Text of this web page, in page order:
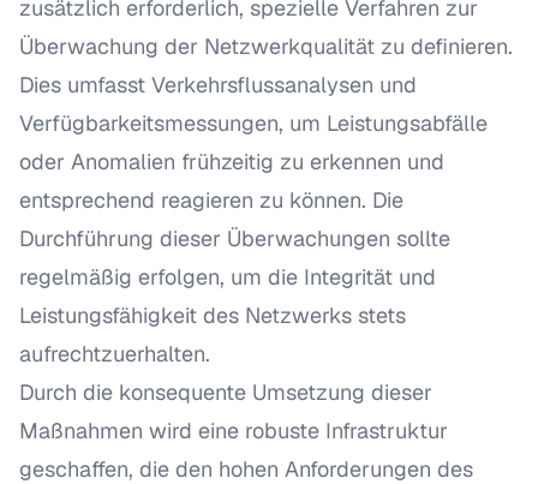
zusätzlich erforderlich, spezielle Verfahren zur
Überwachung der Netzwerkqualität zu definieren.
Dies umfasst Verkehrsflussanalysen und
Verfügbarkeitsmessungen, um Leistungsabfälle
oder Anomalien frühzeitig zu erkennen und
entsprechend reagieren zu können. Die
Durchführung dieser Überwachungen sollte
regelmäßig erfolgen, um die Integrität und
Leistungsfähigkeit des Netzwerks stets
aufrechtzuerhalten.
Durch die konsequente Umsetzung dieser
Maßnahmen wird eine robuste Infrastruktur
geschaffen, die den hohen Anforderungen des